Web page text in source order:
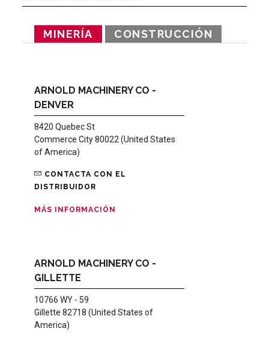
MINERÍA CONSTRUCCIÓN
ARNOLD MACHINERY CO -
DENVER
8420 Quebec St
Commerce City 80022 (United States
of America)
CONTACTA CON EL
DISTRIBUIDOR
MÁS INFORMACIÓN
ARNOLD MACHINERY CO -
GILLETTE
10766 WY - 59
Gillette 82718 (United States of
America)